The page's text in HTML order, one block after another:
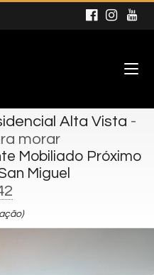
Alta Vista -
morar
Mobiliado Próximo
Miguel